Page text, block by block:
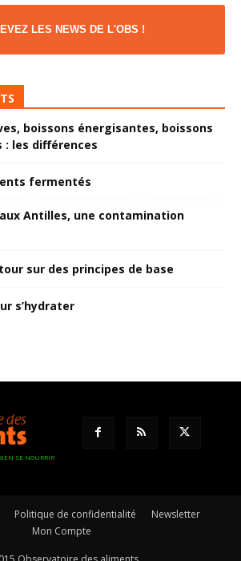
LES NEWS DE L'OBS !
boissons énergisantes, boissons
les différences
fermentés
Antilles, une contamination
sur des principes de base
s’hydrater
SE NOURRIR
Politique de confidentialité
Newsletter
Mon Compte